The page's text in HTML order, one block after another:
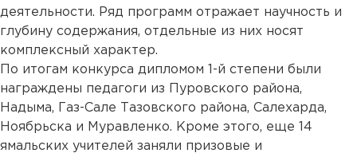
деятельности. Ряд программ отражает научность и
глубину содержания, отдельные из них носят
комплексный характер.
По итогам конкурса дипломом 1-й степени были
награждены педагоги из Пуровского района,
Надыма, Газ-Сале Тазовского района, Салехарда,
Ноябрьска и Муравленко. Кроме этого, еще 14
ямальских учителей заняли призовые и